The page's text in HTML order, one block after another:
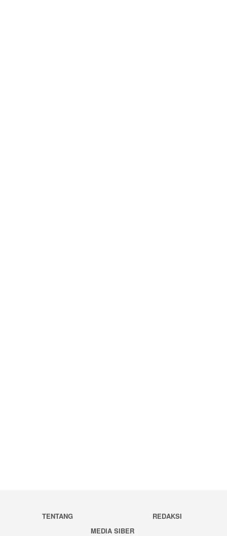
TENTANG
REDAKSI
MEDIA SIBER